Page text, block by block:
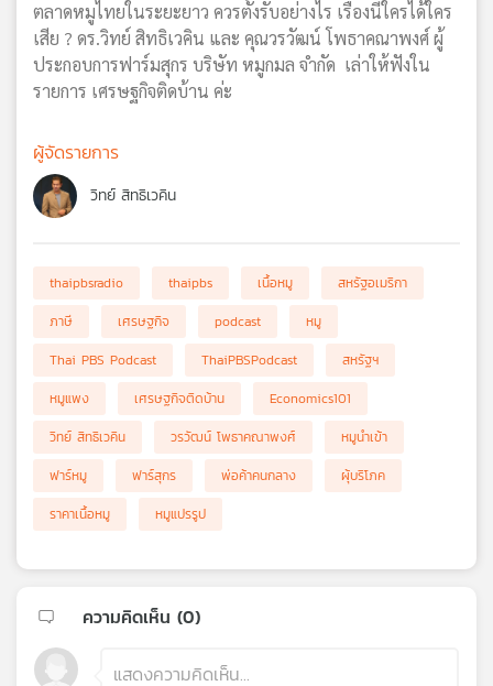
ตลาดหมูไทยในระยะยาว ควรตั้งรับอย่างไร เรื่องนี้ใครได้ใคร
เสีย ? ดร.วิทย์ สิทธิเวคิน และ คุณวรวัฒน์ โพธาคณาพงศ์ ผู้
ประกอบการฟาร์มสุกร บริษัท หมูกมล จํากัด เล่าให้ฟังใน
รายการ เศรษฐกิจติดบ้าน ค่ะ
ผู้จัดรายการ
วิทย์ สิทธิเวคิน
thaipbsradio thaipbs เนื้อหมู
สหรัฐอเมริกา
ภาษี
เศรษฐกิจ podcast
หมู
Thai PBS Podcast
ThaiPBSPodcast
สหรัฐฯ
หมูแพง
เศรษฐกิจติดบ้าน
Economics101
วิทย์ สิทธิเวคิน
วรวัฒน์ โพธาคณาพงศ์
หมูนำเข้า
ฟาร์หมู
ฟาร์สุกร พ่อค้าคนกลาง
ผุ้บริโภค
ราคาเนื้อหมู
หมูแปรรูป
ความคิดเห็น (0)